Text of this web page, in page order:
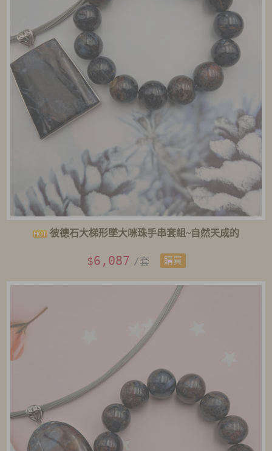
彼德石大梯形墜大咪珠手串套組~自然天成的
$6,087 /套 購買